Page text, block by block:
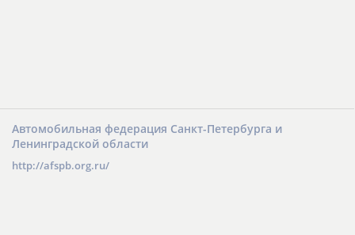
Автомобильная федерация Санкт-Петербурга и
Ленинградской области
http://afspb.org.ru/